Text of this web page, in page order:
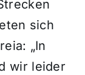
sich
„In
wir leider